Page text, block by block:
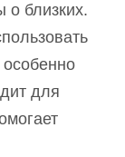
о близких.
для